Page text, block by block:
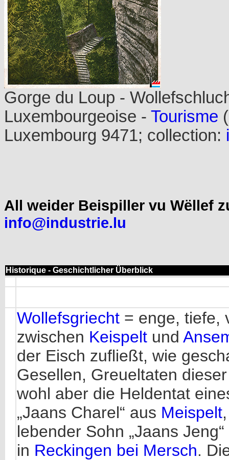
Gorge du Loup -
Luxembourgeoise - Tourisme (
Luxembourg 9471; collection:
All weider Beispiller vu Wëllef
info@industrie.lu
Historique - Geschichtlicher Überblick
Wollefsgriecht = enge, tiefe,
zwischen Keispelt und
der Eisch zufließt, wie
Gesellen, Greueltaten
wohl aber die Heldentat
„Jaans Charel“ aus Meispelt
lebender Sohn „Jaans
in Reckingen bei Mersch.